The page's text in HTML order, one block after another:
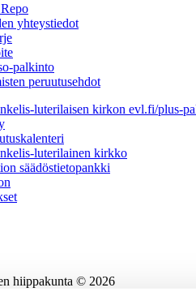
yhteystiedot
palkinto
peruutusehdot
luterilaisen kirkon evl.fi/plus-
luterilainen kirkko
säädöstietopankki
hiippakunta © 2026